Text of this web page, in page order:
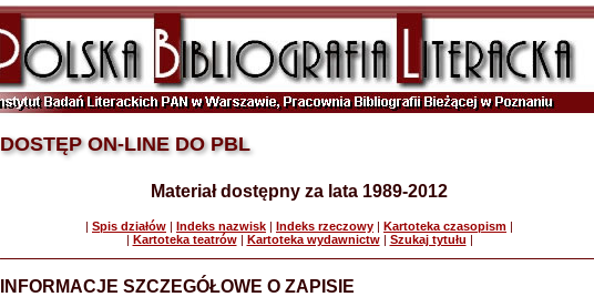
DOSTĘP ON-LINE DO PBL
Materiał dostępny za lata 1989-2012
| Spis działów | Indeks nazwisk | Indeks rzeczowy | Kartoteka czasopism |
| Kartoteka teatrów| Kartoteka wydawnictw| Szukaj tytułu |
INFORMACJE SZCZEGÓŁOWE O ZAPISIE